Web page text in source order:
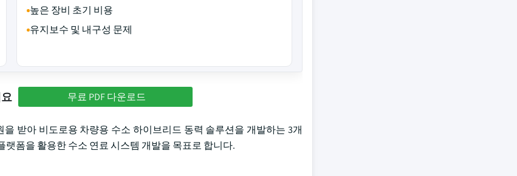
높은 장비 초기 비용
유지보수 및 내구성 문제
무료 PDF 다운로드
받아 비도로용 차량용 수소 하이브리드 동력 솔루션을 개발하는 3개
랫폼을 활용한 수소 연료 시스템 개발을 목표로 합니다.